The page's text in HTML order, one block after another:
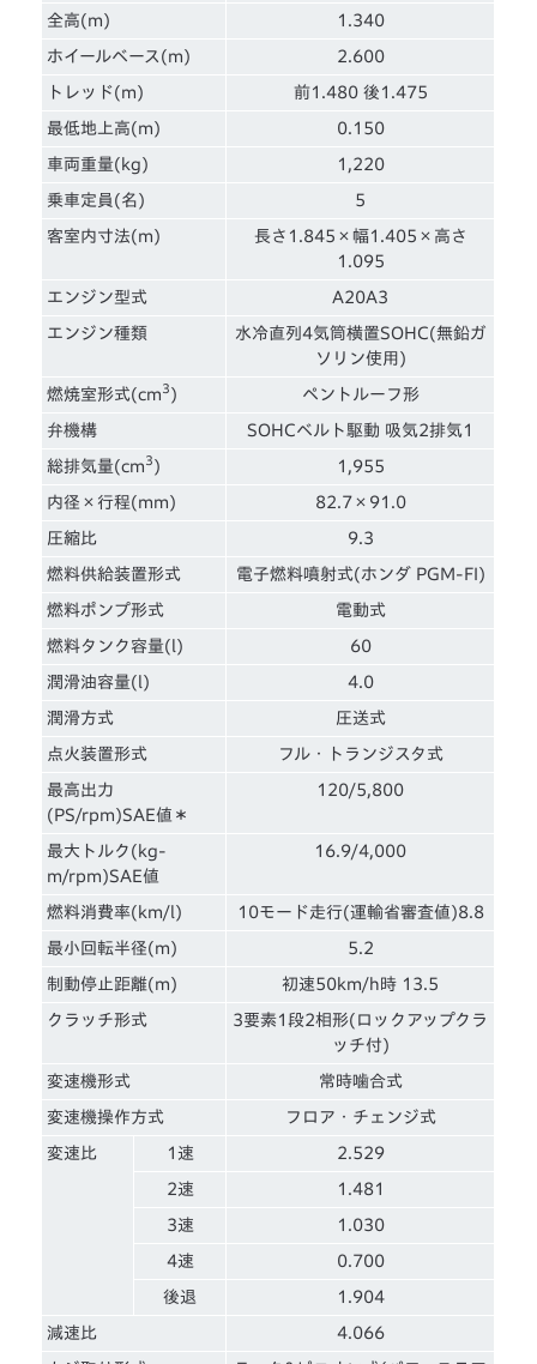
全高(m) 1.340
ホイールベース(m) 2.600
トレッド(m) 前1.480 後1.475
最低地上高(m) 0.150
車両重量(kg) 1,220
乗車定員(名) 5
客室内寸法(m)
長さ1.845×幅1.405×高さ
1.095
エンジン型式 A20A3
エンジン種類
水冷直列4気筒横置SOHC(無鉛ガ
ソリン使用)
燃焼室形式(cm 3 ) ペントルーフ形
弁機構 SOHCベルト駆動 吸気2排気1
総排気量(cm 3 ) 1,955
内径×行程(mm) 82.7×91.0
圧縮比 9.3
燃料供給装置形式 電子燃料噴射式(ホンダ PGM-FI)
燃料ポンプ形式 電動式
燃料タンク容量(l) 60
潤滑油容量(l) 4.0
潤滑方式 圧送式
点火装置形式 フル・トランジスタ式
最高出力
(PS/rpm)SAE値＊
120/5,800
最大トルク(kg-
m/rpm)SAE値
16.9/4,000
燃料消費率(km/l) 10モード走行(運輸省審査値)8.8
最小回転半径(m) 5.2
制動停止距離(m) 初速50km/h時 13.5
クラッチ形式
3要素1段2相形(ロックアップクラ
ッチ付)
変速機形式 常時噛合式
変速機操作方式 フロア・チェンジ式
変速比 1速 2.529
2速 1.481
3速 1.030
4速 0.700
後退 1.904
減速比 4.066